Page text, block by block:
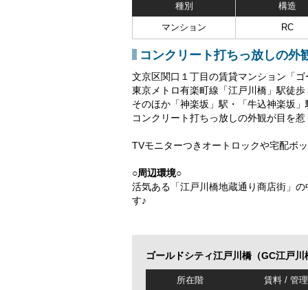
種別 構造
マンション RC
コンクリート打ちっ放しの
文京区関口１丁目の賃貸マンション「
東京メトロ有楽町線「江戸川橋」駅徒
そのほか「神楽坂」駅・「牛込神楽坂
コンクリート打ちっ放しの外観が目を
TVモニターつきオートロックや宅配ボ
○周辺環境○
活気ある「江戸川橋地蔵通り商店街」
す♪
ゴールドシティ江戸川橋（GC江戸
所在階 賃料 / 管